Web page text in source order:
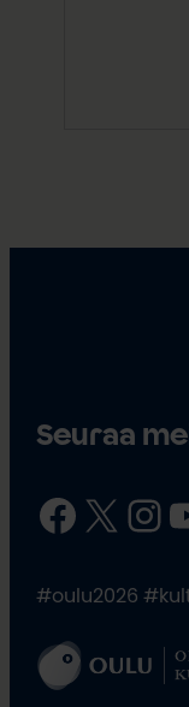
Seuraa
Facebook X Instagram
#oulu2026